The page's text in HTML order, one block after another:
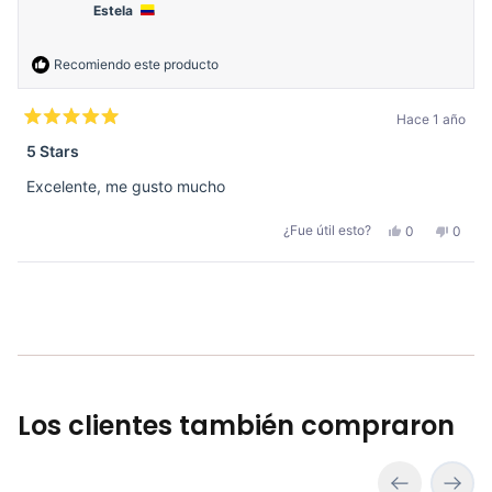
Estela
Recomiendo este producto
5
de
5
estrellas
Hace 1 año
5 Stars
Excelente, me gusto mucho
¿Fue útil esto?
Sí,
0
No,
0
Los clientes también compraron